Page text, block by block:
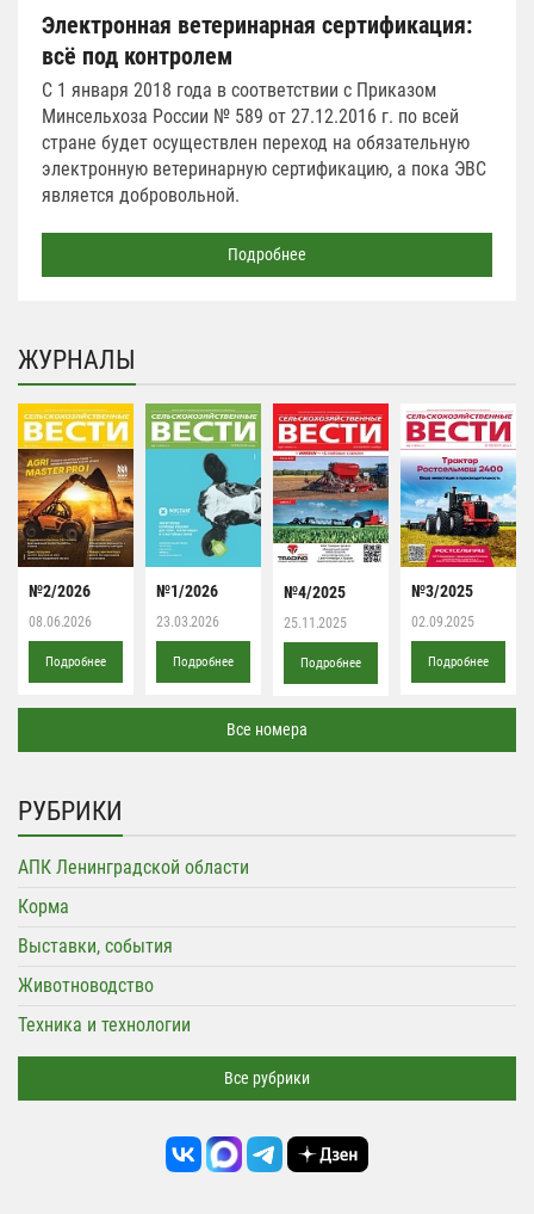
Электронная ветеринарная сертификация:
всё под контролем
С 1 января 2018 года в соответствии с Приказом
Минсельхоза России № 589 от 27.12.2016 г. по всей
стране будет осуществлен переход на обязательную
электронную ветеринарную сертификацию, а пока ЭВС
является добровольной.
Подробнее
ЖУРНАЛЫ
№2/2026
08.06.2026
Подробнее
№1/2026
23.03.2026
Подробнее
№4/2025
25.11.2025
Подробнее
№3/2025
02.09.2025
Подробнее
Все номера
РУБРИКИ
АПК Ленинградской области
Корма
Выставки, события
Животноводство
Техника и технологии
Все рубрики